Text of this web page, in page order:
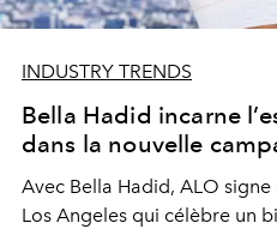
INDUSTRY TRENDS
Bella Hadid incarne
dans la nouvelle
Avec Bella Hadid, ALO
Los Angeles qui célèbre un